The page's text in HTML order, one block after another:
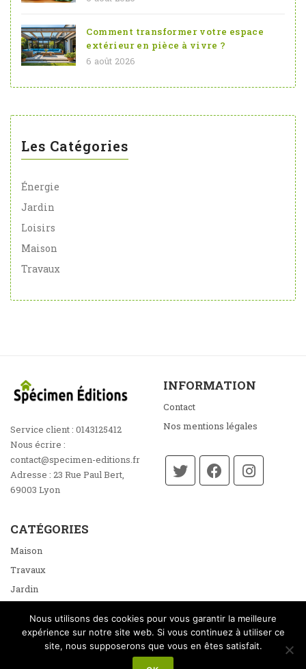
Comment transformer votre espace
extérieur en pièce à vivre ?
6 août 2026
Les Catégories
Énergie
Jardin
Loisirs
Maison
Travaux
Service client : 0143125412
Nous écrire :
contact@specimen-editions.fr
Adresse : 23 Rue Paul Bert,
69003 Lyon
INFORMATION
Contact
Nos mentions légales
CATÉGORIES
Maison
Travaux
Jardin
Loisirs
Nous utilisons des cookies pour vous garantir la meilleure
expérience sur notre site web. Si vous continuez à utiliser ce
site, nous supposerons que vous en êtes satisfait.